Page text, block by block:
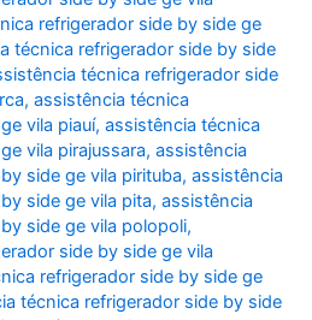
refrigerador side by side ge
técnica refrigerador side by side
técnica refrigerador side
,assistência técnica
vila piauí,assistência técnica
vila pirajussara,assistência
side ge vila pirituba,assistência
side ge vila pita,assistência
side ge vila polopoli,
side by side ge vila
refrigerador side by side ge
técnica refrigerador side by side